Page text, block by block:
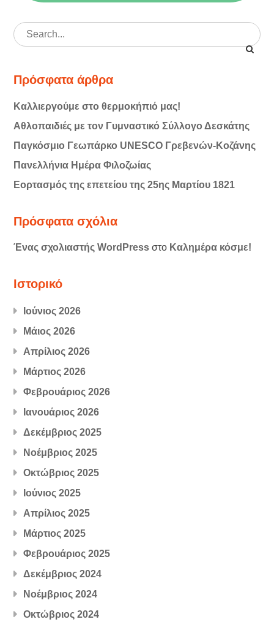
Search
for:
Πρόσφατα άρθρα
Καλλιεργούμε στο θερμοκήπιό μας!
Αθλοπαιδιές με τον Γυμναστικό Σύλλογο Δεσκάτης
Παγκόσμιο Γεωπάρκο UNESCO Γρεβενών-Κοζάνης
Πανελλήνια Ημέρα Φιλοζωίας
Εορτασμός της επετείου της 25ης Μαρτίου 1821
Πρόσφατα σχόλια
Ένας σχολιαστής WordPress στο Καλημέρα κόσμε!
Ιστορικό
Ιούνιος 2026
Μάιος 2026
Απρίλιος 2026
Μάρτιος 2026
Φεβρουάριος 2026
Ιανουάριος 2026
Δεκέμβριος 2025
Νοέμβριος 2025
Οκτώβριος 2025
Ιούνιος 2025
Απρίλιος 2025
Μάρτιος 2025
Φεβρουάριος 2025
Δεκέμβριος 2024
Νοέμβριος 2024
Οκτώβριος 2024